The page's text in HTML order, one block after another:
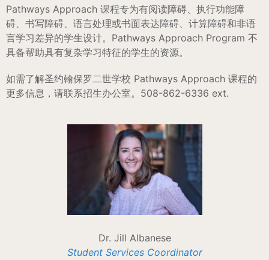
Pathways Approach 课程专为有阅读障碍、执行功能障
碍、书写障碍、语言处理或书面表达障碍、计算障碍和非语
言学习差异的学生设计。Pathways Approach Program 不
具备帮助具有复杂学习特征的学生的资源。
如需了解圣约翰保罗二世学校 Pathways Approach 课程的
更多信息，请联系招生办公室。508-862-6336 ext.
Dr. Jill Albanese
Student Services Coordinator